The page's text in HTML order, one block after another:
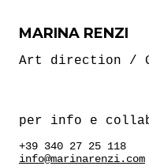
MARINA RENZI
Art direction /
per info e
+39 340 27 25 118
info@marinarenzi.com